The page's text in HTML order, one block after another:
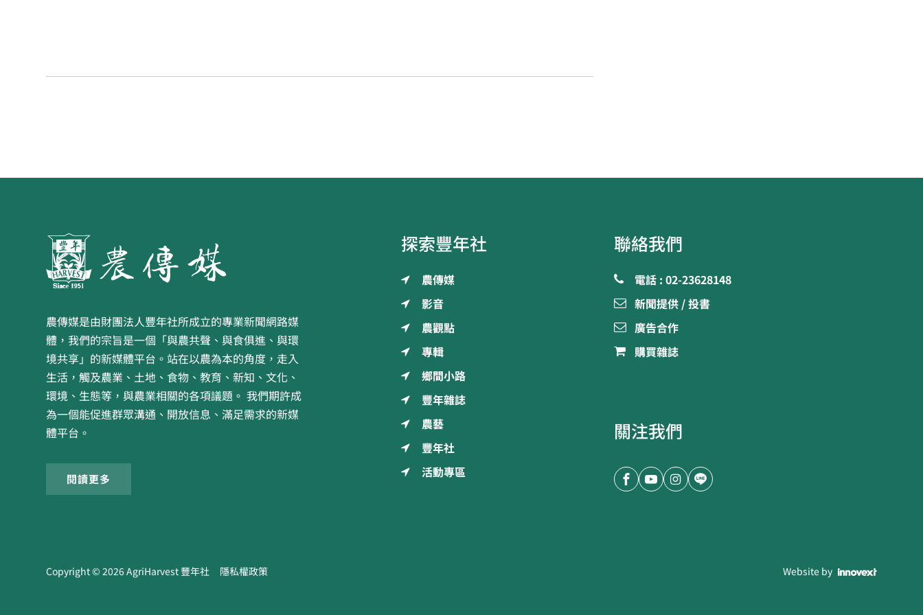
農傳媒是由財團法人豐年社所成立的專業新聞網路媒
體，我們的宗旨是一個「與農共聲、與食俱進、與環
境共享」的新媒體平台。站在以農為本的角度，走入
生活，觸及農業、土地、食物、教育、新知、文化、
環境、生態等，與農業相關的各項議題。 我們期許成
為一個能促進群眾溝通、開放信息、滿足需求的新媒
體平台。
閱讀更多
探索豐年社
農傳媒
影音
農觀點
專輯
鄉間小路
豐年雜誌
農藝
豐年社
活動專區
聯絡我們
電話 : 02-23628148
新聞提供 / 投書
廣告合作
購買雜誌
關注我們
隱私權政策
Copyright ©2026AgriHarvest 豐年社 Website by